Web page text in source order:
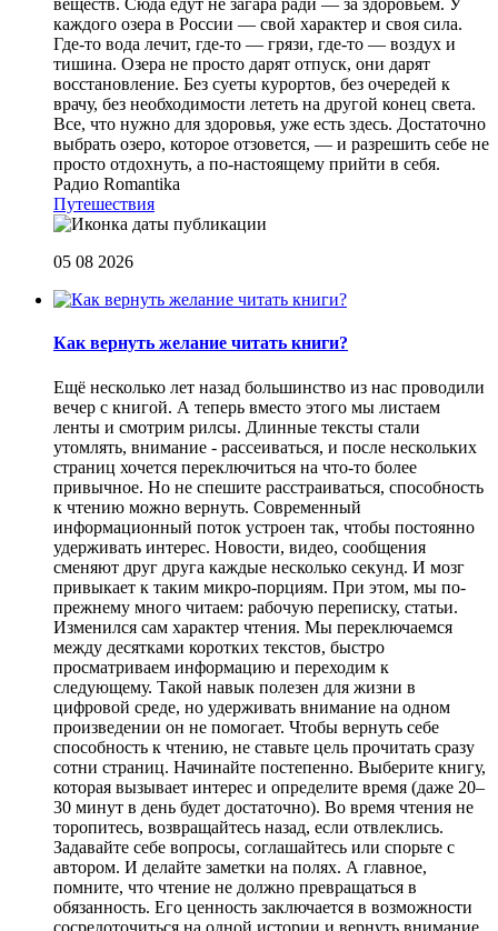
веществ. Сюда едут не загара ради — за здоровьем. У
каждого озера в России — свой характер и своя сила.
Где-то вода лечит, где-то — грязи, где-то — воздух и
тишина. Озера не просто дарят отпуск, они дарят
восстановление. Без суеты курортов, без очередей к
врачу, без необходимости лететь на другой конец света.
Все, что нужно для здоровья, уже есть здесь. Достаточно
выбрать озеро, которое отзовется, — и разрешить себе не
просто отдохнуть, а по-настоящему прийти в себя.
Радио Romantika
Путешествия
05 08 2026
Как вернуть желание читать книги?
Eщё несколько лет назад большинство из нас проводили
вечер с книгой. А теперь вместо этого мы листаем
ленты и смотрим рилсы. Длинные тексты стали
утомлять, внимание - рассеиваться, и после нескольких
страниц хочется переключиться на что-то более
привычное. Но не спешите расстраиваться, способность
к чтению можно вернуть. Современный
информационный поток устроен так, чтобы постоянно
удерживать интерес. Новости, видео, сообщения
сменяют друг друга каждые несколько секунд. И мозг
привыкает к таким микро-порциям. При этом, мы по-
прежнему много читаем: рабочую переписку, статьи.
Изменился сам характер чтения. Мы переключаемся
между десятками коротких текстов, быстро
просматриваем информацию и переходим к
следующему. Такой навык полезен для жизни в
цифровой среде, но удерживать внимание на одном
произведении он не помогает. Чтобы вернуть себе
способность к чтению, не ставьте цель прочитать сразу
сотни страниц. Начинайте постепенно. Выберите книгу,
которая вызывает интерес и определите время (даже 20–
30 минут в день будет достаточно). Во время чтения не
торопитесь, возвращайтесь назад, если отвлеклись.
Задавайте себе вопросы, соглашайтесь или спорьте с
автором. И делайте заметки на полях. А главное,
помните, что чтение не должно превращаться в
обязанность. Его ценность заключается в возможности
сосредоточиться на одной истории и вернуть внимание,